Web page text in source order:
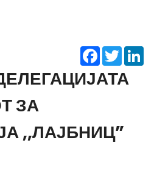
Facebook
Twitter
ЗА
,,ЛАЈБНИЦ”